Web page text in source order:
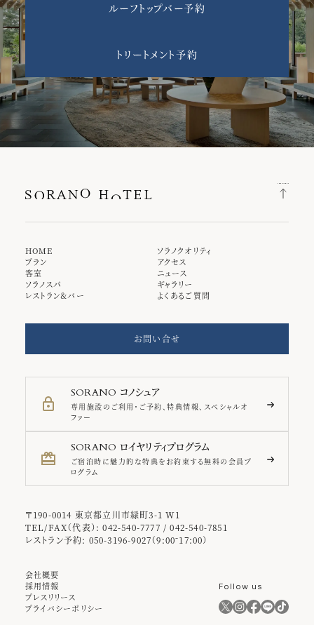
ルーフトップバー予約
トリートメント予約
HOME
プラン
客室
ソラノスパ
レストラン＆バー
ソラノクオリティ
アクセス
ニュース
ギャラリー
よくあるご質問
お問い合せ
SORANO コノシュア
専用施設のご利用・ご予約、特典情報、スペシャルオ
ファー
SORANO ロイヤリティプログラム
ご宿泊時に魅力的な特典をお約束する無料の会員プ
ログラム
〒190-0014 東京都立川市緑町3-1 W1
TEL/FAX（代表）: 042-540-7777 / 042-540-7851
レストラン予約: 050-3196-9027（9:00⁻17:00）
会社概要
採用情報
プレスリリース
プライバシーポリシー
Follow us